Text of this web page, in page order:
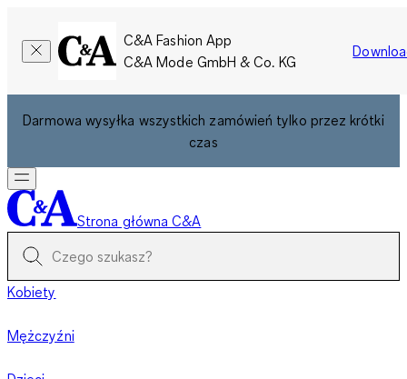
C&A Fashion App
C&A Mode GmbH & Co. KG
Darmowa wysyłka wszystkich zamówień tylko przez krótki
czas
Strona główna C&A
Kobiety
Mężczyźni